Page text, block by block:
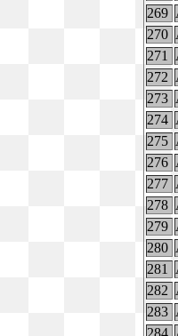
269
270
271
272
273
274
275
276
277
278
279
280
281
282
283
284